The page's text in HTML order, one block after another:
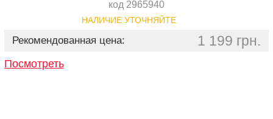
код 2965940
НАЛИЧИЕ УТОЧНЯЙТЕ
Рекомендованная цена: 1 199 грн.
Посмотреть